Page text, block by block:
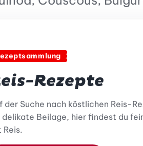
Rezepte
der Suche nach köstlichen Reis-
delikate Beilage, hier findest du
Reis.